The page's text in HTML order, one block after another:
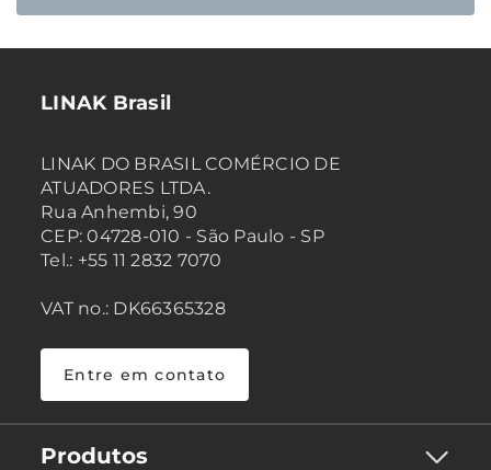
LINAK Brasil
LINAK DO BRASIL COMÉRCIO DE
ATUADORES LTDA.
Rua Anhembi, 90
CEP: 04728-010 - São Paulo - SP
Tel.: +55 11 2832 7070
VAT no.: DK66365328
Entre em contato
Produtos